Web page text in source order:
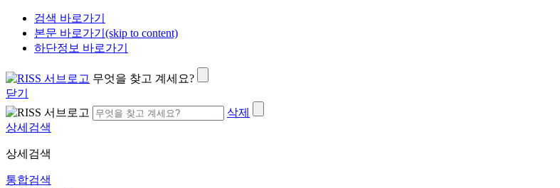
검색 바로가기
본문 바로가기(skip to content)
하단정보 바로가기
무엇을 찾고 계세요?
닫기
삭제
상세검색
상세검색
통합검색